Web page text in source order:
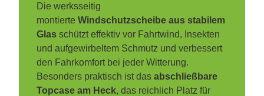
Die werksseitig
montierteWindschutzscheibe aus stabilem
Glas schützt effektiv vor Fahrtwind, Insekten
und aufgewirbeltem Schmutz und verbessert
den Fahrkomfort bei jeder Witterung.
Besonders praktisch ist dasabschließbare
Topcase am Heck, das reichlich Platz für